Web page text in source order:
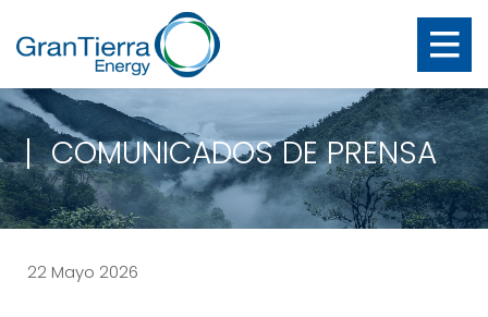
COMUNICADOS DE PRENSA
22 Mayo 2026